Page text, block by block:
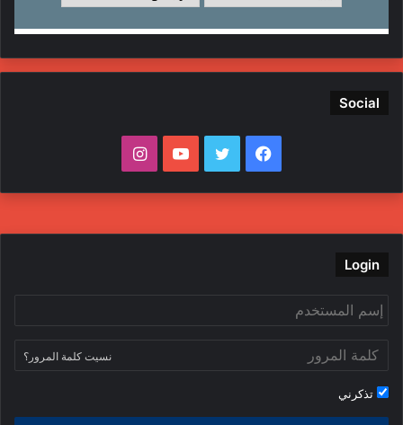
Social
فيسبوك تويتر يوتيوبانستقرام
Login
نسيت كلمة المرور؟
تذكرني